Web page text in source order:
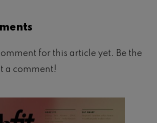
for this article yet. Be the
a comment!